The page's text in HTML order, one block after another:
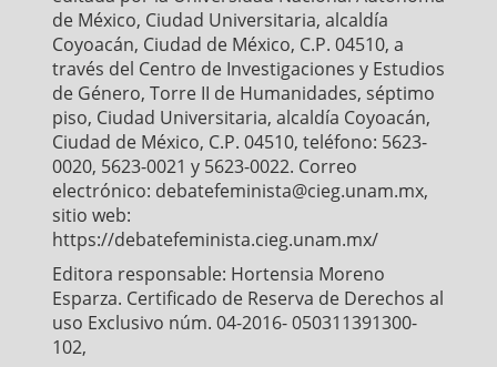
de México, Ciudad Universitaria, alcaldía
Coyoacán, Ciudad de México, C.P. 04510, a
través del Centro de Investigaciones y Estudios
de Género, Torre II de Humanidades, séptimo
piso, Ciudad Universitaria, alcaldía Coyoacán,
Ciudad de México, C.P. 04510, teléfono: 5623-
0020, 5623-0021 y 5623-0022. Correo
electrónico: debatefeminista@cieg.unam.mx,
sitio web:
https://debatefeminista.cieg.unam.mx/
Editora responsable: Hortensia Moreno
Esparza. Certificado de Reserva de Derechos al
uso Exclusivo núm. 04-2016- 050311391300-
102,